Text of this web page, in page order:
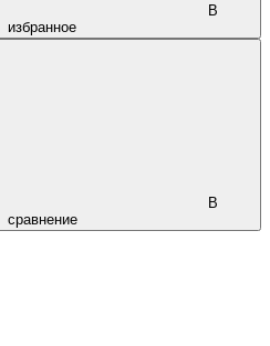
В
избранное
В
сравнение